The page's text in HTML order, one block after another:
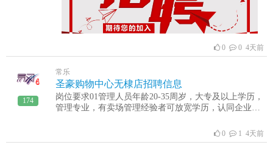
0 0 4天前
174
常乐
圣豪购物中心无棣店招聘信息
岗位要求01管理人员年龄20-35周岁，大专及以上学历，
管理专业，有卖场管理经验者可放宽学历，认同企业价
岁，大专及以上学历，沟通能力优，财务人员会计、财
务管理相关专业大专及以上学历，年龄35岁以下，具有
0 1 4天前